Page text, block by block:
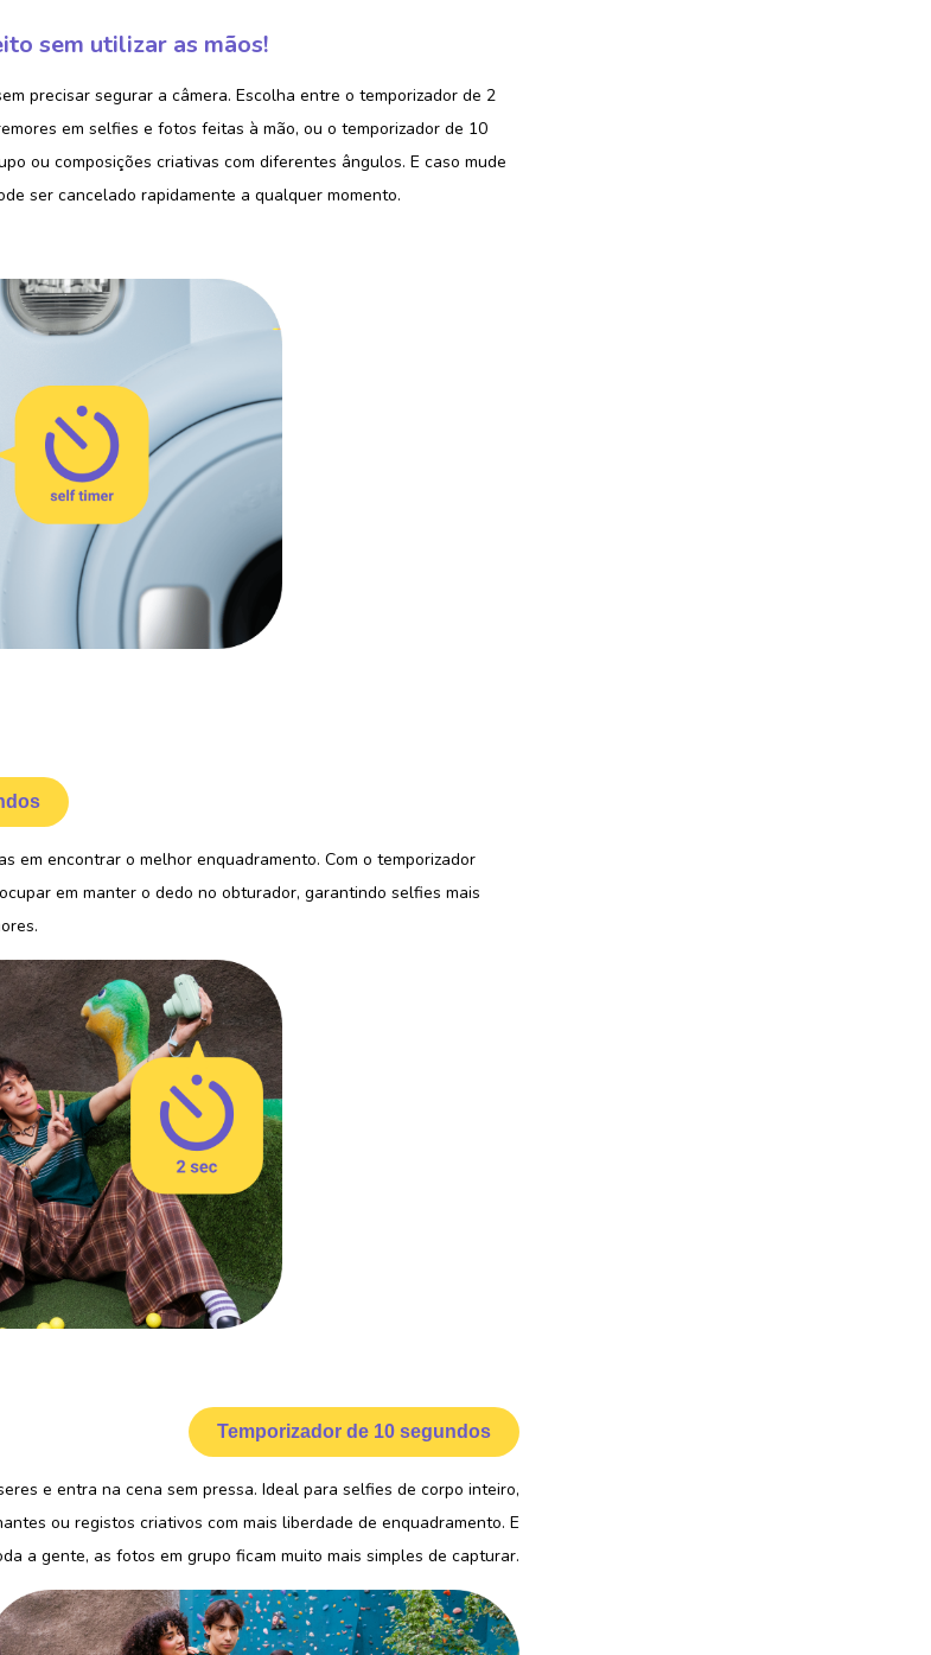
sem utilizar as mãos!
precisar segurar a câmera. Escolha entre o temporizador de 2
em selfies e fotos feitas à mão, ou o temporizador de 10
ou composições criativas com diferentes ângulos. E caso mude
ser cancelado rapidamente a qualquer momento.
em encontrar o melhor enquadramento. Com o temporizador
em manter o dedo no obturador, garantindo selfies mais
Temporizador de 10 segundos
e entra na cena sem pressa. Ideal para selfies de corpo inteiro,
ou registos criativos com mais liberdade de enquadramento. E
a gente, as fotos em grupo ficam muito mais simples de capturar.